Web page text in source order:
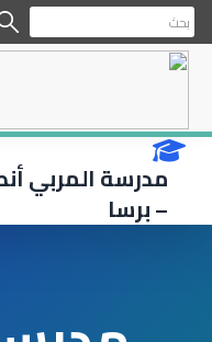
مدرسة المربي
– برسا